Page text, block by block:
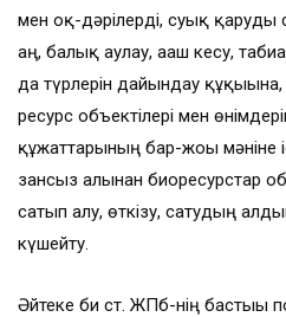
мен оқ-дәрілерді, суық қаруды
аң, балық аулау, ағаш кесу,
да түрлерін дайындау
ресурс объектілері мен
құжаттарының бар-жоғы мәніне
зансыз алынған биоресурстар
сатып алу, өткізу, сатудың
күшейту.
Әйтеке би ст. ЖПб-нің бастығы